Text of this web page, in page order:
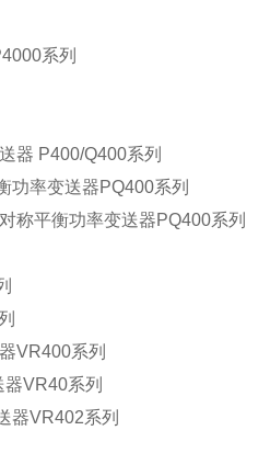
系列
P400/Q400系列
率变送器PQ400系列
平衡功率变送器PQ400系列
VR400系列
VR40系列
VR402系列